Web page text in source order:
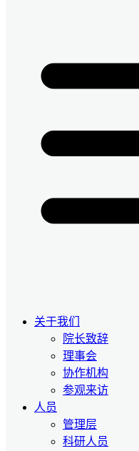
关于我们
院长致辞
理事会
协作机构
参观来访
人员
管理层
科研人员